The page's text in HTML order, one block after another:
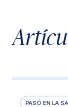
PASÓ EN LA